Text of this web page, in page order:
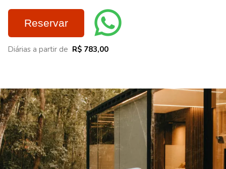
Reservar
Diárias a partir de R$ 783,00